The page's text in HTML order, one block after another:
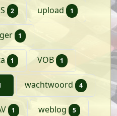
2 artikelenupload 1 artikel
1 artikel
1 artikelVOB 1 artikel
artikelwachtwoord 4
1 artikelweblog 5 artikelen